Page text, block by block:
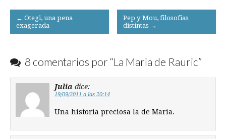
Post
navigation
← Otegi, una pena
exagerada
Pep y Mou, filosofías
distintas →
8 comentarios por “La Maria de Rauric”
Julia dice:
19/09/2011 a las 20:14
Una historia preciosa la de Maria.